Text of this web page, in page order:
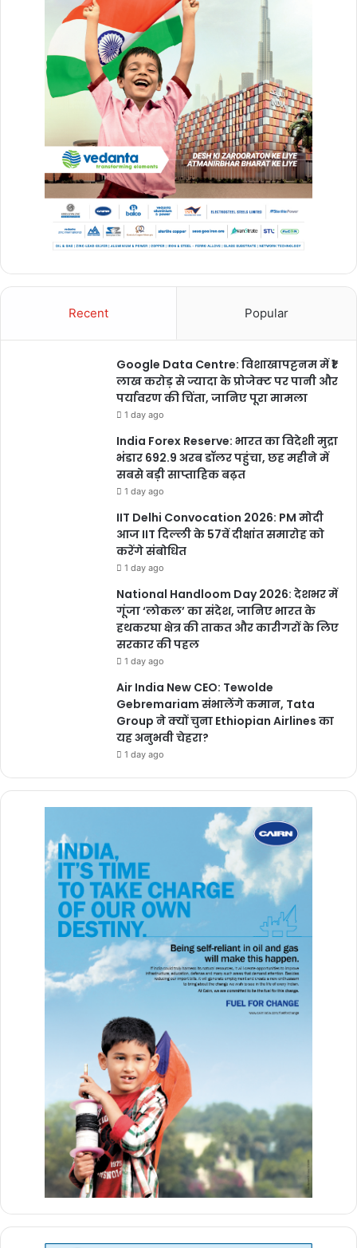
का अंबार, तोड़फोड़ और अव्यवस्था से
कर्मचारियों व आमजन परेशान
2 weeks ago
PM ने ‘मन की बात’ में की कोरबा के जल
संरक्षण मॉडल की सराहना, ISRO तकनीक से
बढ़ा भूजल स्तर
2 weeks ago
मुख्यमंत्री ने देखा कि उनके घर में जल जीवन मिशन के अंतर्गत नल से जल
आपूर्ति हो रही है। उन्होंने कहा कि अब तो आपके घर तक पानी भी पहुंच रहा है, यह
हमारे गांवों में बुनियादी सुविधाएं पहुंचाने की दिशा में एक बड़ा बदलाव है।
आवास योजना के सर्वे हेतु मुख्यमंत्री की अपील
चौपाल में उपस्थित ग्रामीणों ने प्रधानमंत्री आवास योजना के अंतर्गत नए आवास
की मांग रखी। इस पर मुख्यमंत्री श्री साय ने कहा कि छत्तीसगढ़ सरकार सबके
लिए आवास उपलब्ध कराने प्रतिबद्ध है। उन्होंने बताया कि प्रधानमंत्री आवास
योजना के अंतर्गत सर्वेक्षण कार्य 15 मई 2025 तक चल रहा है, जिसमें वे सभी लोग
अपना नाम दर्ज कराएं जो अब तक इस योजना से वंचित हैं। पात्रता के अनुसार
सरकार यह सुनिश्चित कर रही है कि कोई भी पात्र नागरिक आवास के अधिकार से
वंचित न रहे। यह केवल एक छत देने की योजना नहीं, बल्कि सम्मान और सुरक्षा देने
की दिशा में एक मजबूत कदम है।
मुख्यमंत्री ने कहा कि सुशासन केवल प्रशासनिक प्रक्रिया नहीं है, बल्कि यह
नागरिकों की भागीदारी, पारदर्शिता और जवाबदेही पर आधारित शासन प्रणाली है।
उन्होंने कहा कि चौपाल के माध्यम से हम सीधे लोगों के जीवन से जुड़कर यह जान
पाते हैं कि योजनाएं वास्तव में लोगों के जीवन में क्या बदलाव ला रही हैं। उन्होंने कहा
कि जब हम किसी हितग्राही के घर जाकर पूछते हैं कि पैसा आया या नहीं, जब हम
स्वयं निर्माण कार्य की गुणवत्ता को देखते हैं, तभी हमें विश्वास होता है कि योजनाएं
फाइलों से निकलकर हितग्राहियों तक पहुंच रही हैं।
Buland Chhattisgarh
Recent Popular
Google Data Centre: विशाखापट्टनम में ₹1
लाख करोड़ से ज्यादा के प्रोजेक्ट पर पानी और
पर्यावरण की चिंता, जानिए पूरा मामला
1 day ago
India Forex Reserve: भारत का विदेशी मुद्रा
भंडार 692.9 अरब डॉलर पहुंचा, छह महीने में
सबसे बड़ी साप्ताहिक बढ़त
1 day ago
IIT Delhi Convocation 2026: PM मोदी
आज IIT दिल्ली के 57वें दीक्षांत समारोह को
करेंगे संबोधित
1 day ago
National Handloom Day 2026: देशभर में
गूंजा ‘लोकल’ का संदेश, जानिए भारत के
हथकरघा क्षेत्र की ताकत और कारीगरों के लिए
सरकार की पहल
1 day ago
Air India New CEO: Tewolde
Gebremariam संभालेंगे कमान, Tata
Group ने क्यों चुना Ethiopian Airlines का
यह अनुभवी चेहरा?
1 day ago